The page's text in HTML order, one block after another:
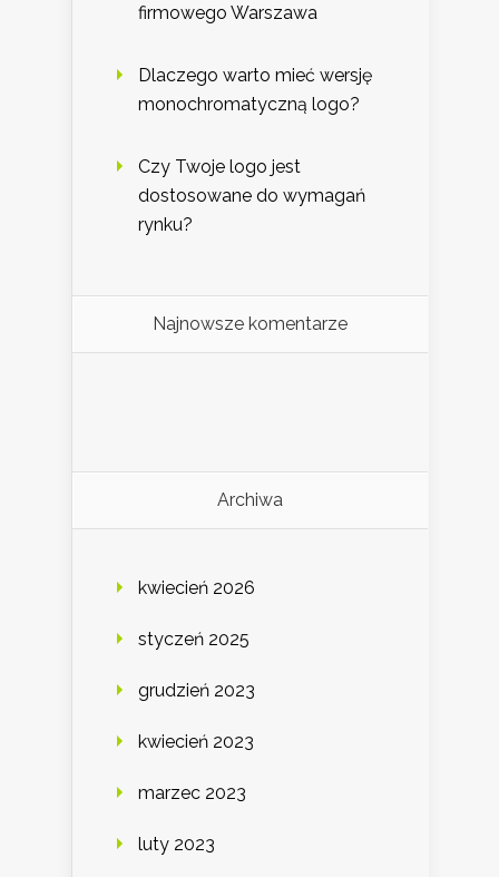
firmowego Warszawa
Dlaczego warto mieć wersję
monochromatyczną logo?
Czy Twoje logo jest
dostosowane do wymagań
rynku?
Najnowsze komentarze
Archiwa
kwiecień 2026
styczeń 2025
grudzień 2023
kwiecień 2023
marzec 2023
luty 2023